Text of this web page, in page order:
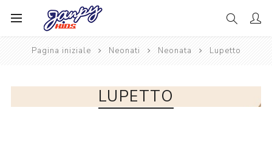
Pagina iniziale Neonati Neonata Lupetto
LUPETTO